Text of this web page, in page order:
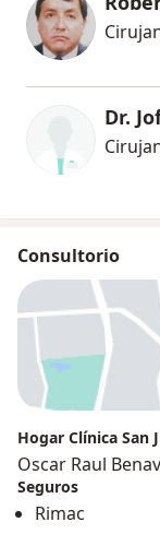
Dr.
Consultorio
Hogar Clínica San
Oscar Raul
Seguros
Rimac